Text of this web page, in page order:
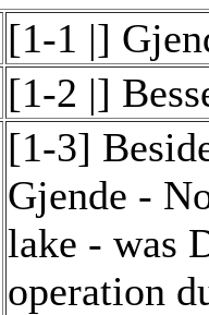
[1-1 |]
[1-2 |]
[1-3]
Gjende -
lake - was
operation